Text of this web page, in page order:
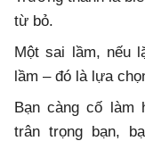
từ bỏ.
Một sai lầm, nếu
lầm – đó là lựa
Bạn càng cố làm
trân trọng bạn,